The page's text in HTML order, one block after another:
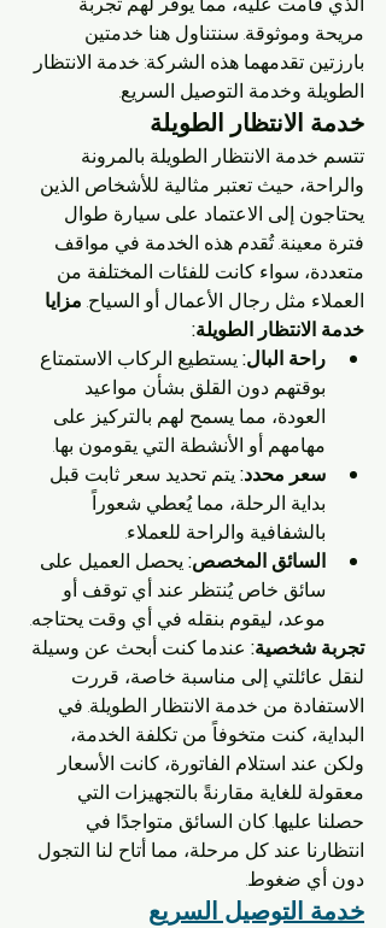
مريحة وموثوقة. سنتناول هنا خدمتين
بارزتين تقدمهما هذه الشركة: خدمة الانتظار
الطويلة وخدمة التوصيل السريع.
خدمة الانتظار الطويلة
تتسم خدمة الانتظار الطويلة بالمرونة
والراحة، حيث تعتبر مثالية للأشخاص الذين
يحتاجون إلى الاعتماد على سيارة طوال
فترة معينة. تُقدم هذه الخدمة في مواقف
متعددة، سواء كانت للفئات المختلفة من
العملاء مثل رجال الأعمال أو السياح. مزايا
خدمة الانتظار الطويلة:
راحة البال: يستطيع الركاب الاستمتاع
بوقتهم دون القلق بشأن مواعيد
العودة، مما يسمح لهم بالتركيز على
مهامهم أو الأنشطة التي يقومون بها.
سعر محدد: يتم تحديد سعر ثابت قبل
بداية الرحلة، مما يُعطي شعوراً
بالشفافية والراحة للعملاء.
السائق المخصص: يحصل العميل على
سائق خاص يُنتظر عند أي توقف أو
موعد، ليقوم بنقله في أي وقت يحتاجه.
تجربة شخصية: عندما كنت أبحث عن وسيلة
لنقل عائلتي إلى مناسبة خاصة، قررت
الاستفادة من خدمة الانتظار الطويلة. في
البداية، كنت متخوفاً من تكلفة الخدمة،
ولكن عند استلام الفاتورة، كانت الأسعار
معقولة للغاية مقارنةً بالتجهيزات التي
حصلنا عليها. كان السائق متواجدًا في
انتظارنا عند كل مرحلة، مما أتاح لنا التجول
دون أي ضغوط.
خدمة التوصيل السريع